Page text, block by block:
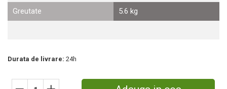
Semanatori manuale
Tocatori vegetatie
Pluguri
Rarițe
Greutate 5.6 kg
Durata de livrare: 24h